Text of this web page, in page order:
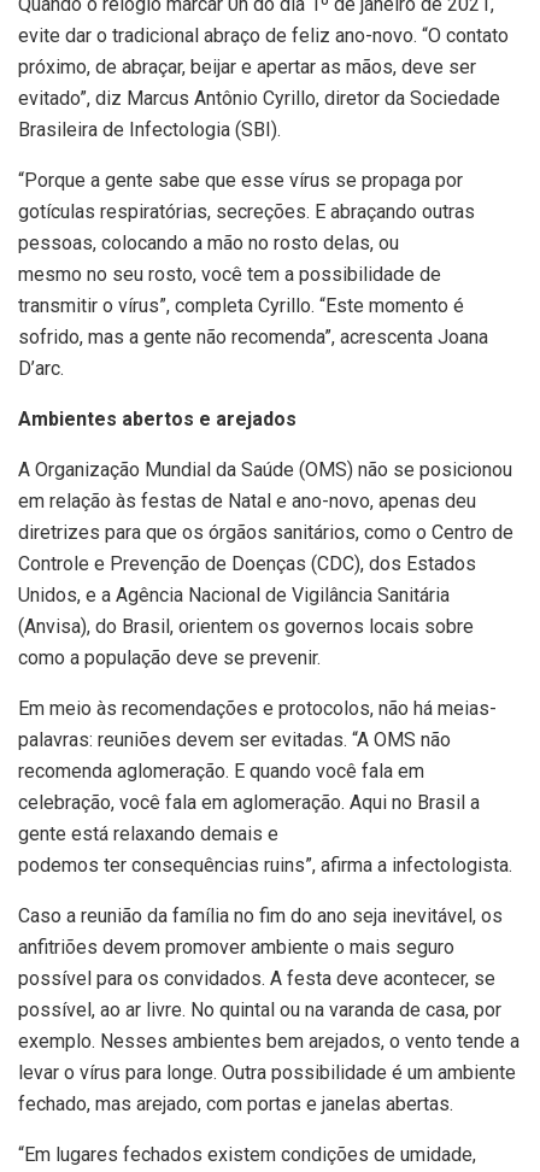
evite dar o tradicional abraço de feliz ano-novo. “O contato
próximo, de abraçar, beijar e apertar as mãos, deve ser
evitado”, diz Marcus Antônio Cyrillo, diretor da Sociedade
Brasileira de Infectologia (SBI).
“Porque a gente sabe que esse vírus se propaga por
gotículas respiratórias, secreções. E abraçando outras
pessoas, colocando a mão no rosto delas, ou
mesmo no seu rosto, você tem a possibilidade de
transmitir o vírus”, completa Cyrillo. “Este momento é
sofrido, mas a gente não recomenda”, acrescenta Joana
D’arc.
Ambientes abertos e arejados
A Organização Mundial da Saúde (OMS) não se posicionou
em relação às festas de Natal e ano-novo, apenas deu
diretrizes para que os órgãos sanitários, como o Centro de
Controle e Prevenção de Doenças (CDC), dos Estados
Unidos, e a Agência Nacional de Vigilância Sanitária
(Anvisa), do Brasil, orientem os governos locais sobre
como a população deve se prevenir.
Em meio às recomendações e protocolos, não há meias-
palavras: reuniões devem ser evitadas. “A OMS não
recomenda aglomeração. E quando você fala em
celebração, você fala em aglomeração. Aqui no Brasil a
gente está relaxando demais e
podemos ter consequências ruins”, afirma a infectologista.
Caso a reunião da família no fim do ano seja inevitável, os
anfitriões devem promover ambiente o mais seguro
possível para os convidados. A festa deve acontecer, se
possível, ao ar livre. No quintal ou na varanda de casa, por
exemplo. Nesses ambientes bem arejados, o vento tende a
levar o vírus para longe. Outra possibilidade é um ambiente
fechado, mas arejado, com portas e janelas abertas.
“Em lugares fechados existem condições de umidade,